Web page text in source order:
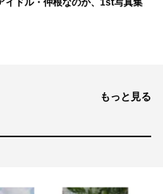
もっと見る